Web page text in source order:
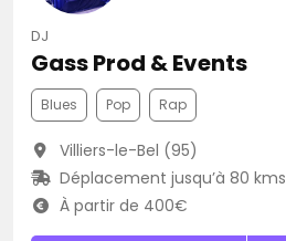
DJ
Gass Prod & Events
Blues Pop Rap
Villiers-le-Bel (95)
Déplacement jusqu’à 80 kms
À partir de 400€